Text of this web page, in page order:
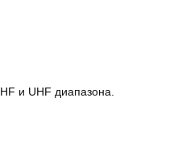
и UHF диапазона.